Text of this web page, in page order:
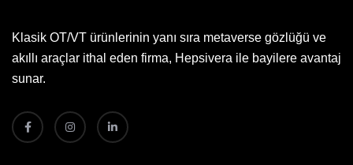
Klasik OT/VT ürünlerinin yanı sıra metaverse gözlüğü ve
akıllı araçlar ithal eden firma, Hepsivera ile bayilere avantaj
sunar.